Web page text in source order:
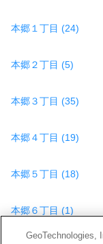
本郷１丁目 (24)
本郷２丁目 (5)
本郷３丁目 (35)
本郷４丁目 (19)
本郷５丁目 (18)
本郷６丁目 (1)
GeoTechnologies,